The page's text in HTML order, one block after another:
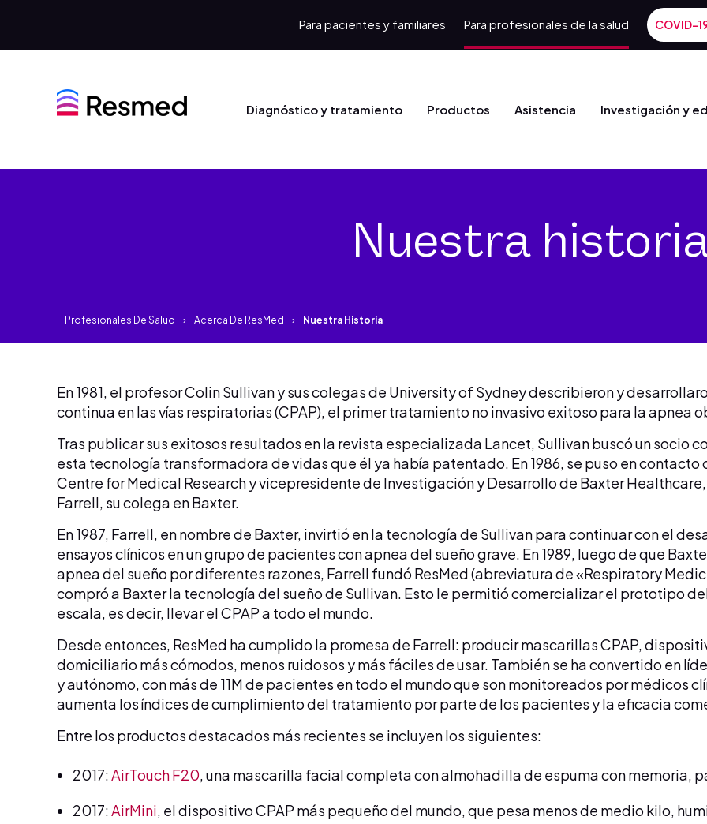
Para pacientes y familiares Para profesionales de la salud COVID-
Diagnóstico y tratamiento Productos Asistencia Investigación y
Nuestra
Profesionales De Salud Acerca De ResMed Nuestra Historia
En 1981, el profesor Colin Sullivan y sus colegas de University of Sydney describieron y
continua en las vías respiratorias (CPAP), el primer tratamiento no invasivo exitoso para la apnea
Tras publicar sus exitosos resultados en la revista especializada Lancet, Sullivan buscó un socio
esta tecnología transformadora de vidas que él ya había patentado. En 1986, se puso en
Centre for Medical Research y vicepresidente de Investigación y Desarrollo de Baxter Healthcare,
Farrell, su colega en Baxter.
En 1987, Farrell, en nombre de Baxter, invirtió en la tecnología de Sullivan para continuar con el
ensayos clínicos en un grupo de pacientes con apnea del sueño grave. En 1989, luego de que
apnea del sueño por diferentes razones, Farrell fundó ResMed (abreviatura de «Respiratory
compró a Baxter la tecnología del sueño de Sullivan. Esto le permitió comercializar el prototipo
escala, es decir, llevar el CPAP a todo el mundo.
Desde entonces, ResMed ha cumplido la promesa de Farrell: producir mascarillas CPAP,
domiciliario más cómodos, menos ruidosos y más fáciles de usar. También se ha convertido en
y autónomo, con más de 11M de pacientes en todo el mundo que son monitoreados por médicos
aumenta los índices de cumplimiento del tratamiento por parte de los pacientes y la eficacia
Entre los productos destacados más recientes se incluyen los siguientes:
2017:AirTouch F20, una mascarilla facial completa con almohadilla de espuma con memoria,
2017:AirMini, el dispositivo CPAP más pequeño del mundo, que pesa menos de medio kilo,